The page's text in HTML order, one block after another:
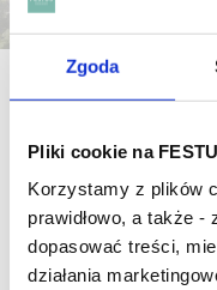
Zgoda
Pliki cookie na
Korzystamy z plików
prawidłowo, a także -
dopasować treści,
działania
Archiwum
lactique